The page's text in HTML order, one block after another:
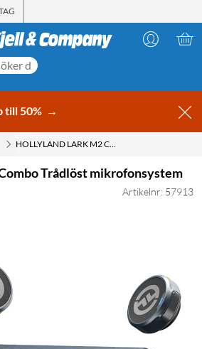
till 50% →
HOLLYLAND LARK M2 COMBO TRÅDLÖST MIKROFONSYSTEM
Trådlöst mikrofonsystem
Artikelnr: 57913